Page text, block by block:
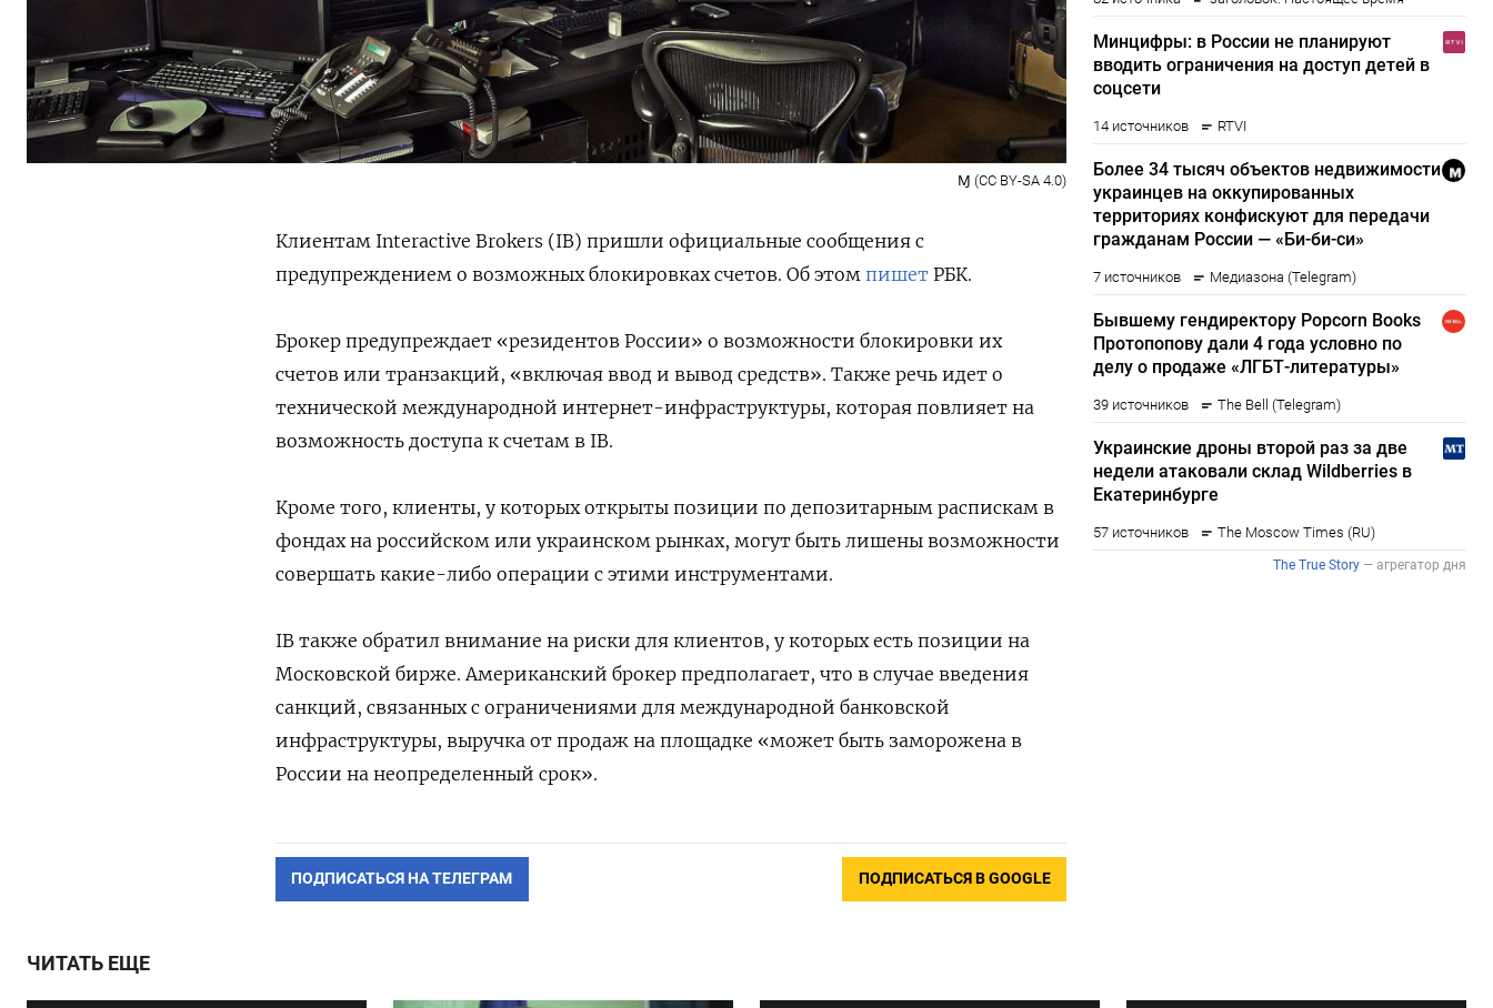
Ɱ (CC BY-SA 4.0)
Клиентам Interactive Brokers (IB) пришли официальные сообщения с
предупреждением о возможных блокировках счетов. Об этом пишет РБК.
Брокер предупреждает «резидентов России» о возможности блокировки их
счетов или транзакций, «включая ввод и вывод средств». Также речь идет о
технической международной интернет-инфраструктуры, которая повлияет на
возможность доступа к счетам в IB.
Кроме того, клиенты, у которых открыты позиции по депозитарным распискам в
фондах на российском или украинском рынках, могут быть лишены возможности
совершать какие-либо операции с этими инструментами.
IB также обратил внимание на риски для клиентов, у которых есть позиции на
Московской бирже. Американский брокер предполагает, что в случае введения
санкций, связанных с ограничениями для международной банковской
инфраструктуры, выручка от продаж на площадке «может быть заморожена в
России на неопределенный срок».
ПОДПИСАТЬСЯ НА ТЕЛЕГРАМ ПОДПИСАТЬСЯ В GOOGLE
ЧИТАТЬ ЕЩЕ